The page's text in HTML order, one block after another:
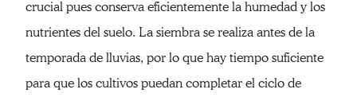
crucial pues conserva eficientemente la humedad y los
nutrientes del suelo. La siembra se realiza antes de la
temporada de lluvias, por lo que hay tiempo suficiente
para que los cultivos puedan completar el ciclo de